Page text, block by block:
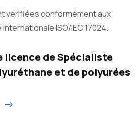
vérifiées conformément aux
ISO/IEC 17024.
licence de Spécialiste
et de polyurées